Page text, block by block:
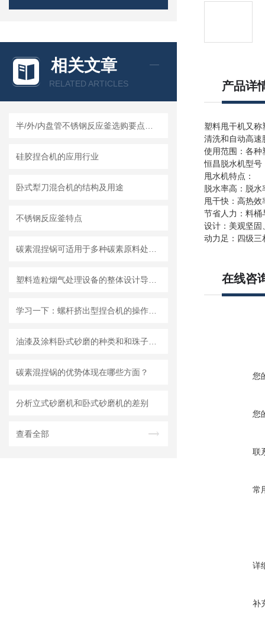
相关文章
RELATED ARTICLES
硅胶捏合机的应用行业
卧式犁刀混合机的结构及用途
不锈钢反应釜特点
碳素混捏锅的优势体现在哪些方面？
分析立式砂磨机和卧式砂磨机的差别
查看全部
产品详
塑料甩干机又
清洗和自动高速
使用范围：各种
恒昌脱水机型号
甩水机特点：
脱水率高：脱
甩干快：高热
节省人力：料桶
设计：美观坚固
动力足：四级三
在线咨
您
您
联
常
详
补